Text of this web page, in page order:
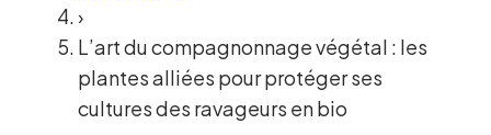
›
L’art du compagnonnage végétal : les
plantes alliées pour protéger ses
cultures des ravageurs en bio